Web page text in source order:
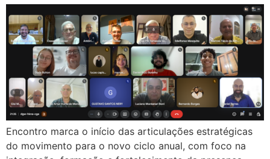
Encontro marca o início das articulações estratégicas
do movimento para o novo ciclo anual, com foco na